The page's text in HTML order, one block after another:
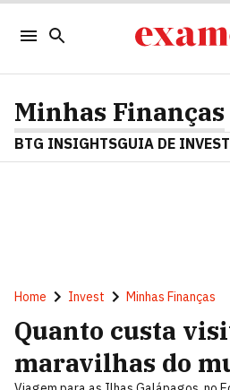
Minhas Finanças
BTG INSIGHTSGUIA DE
Home Invest Minhas Finanças
Quanto custa
maravilhas do